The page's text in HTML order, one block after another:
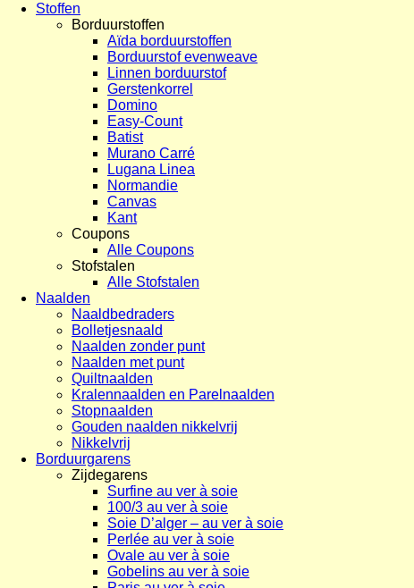
Stoffen
Borduurstoffen
Aïda borduurstoffen
Borduurstof evenweave
Linnen borduurstof
Gerstenkorrel
Domino
Easy-Count
Batist
Murano Carré
Lugana Linea
Normandie
Canvas
Kant
Coupons
Alle Coupons
Stofstalen
Alle Stofstalen
Naalden
Naaldbedraders
Bolletjesnaald
Naalden zonder punt
Naalden met punt
Quiltnaalden
Kralennaalden en Parelnaalden
Stopnaalden
Gouden naalden nikkelvrij
Nikkelvrij
Borduurgarens
Zijdegarens
Surfine au ver à soie
100/3 au ver à soie
Soie D’alger – au ver à soie
Perlée au ver à soie
Ovale au ver à soie
Gobelins au ver à soie